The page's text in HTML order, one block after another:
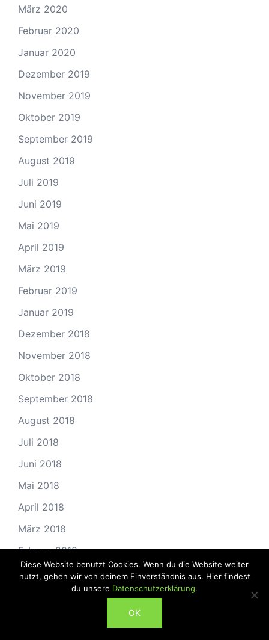
März 2020
Februar 2020
Januar 2020
Dezember 2019
November 2019
Oktober 2019
September 2019
August 2019
Juli 2019
Juni 2019
Mai 2019
April 2019
März 2019
Februar 2019
Januar 2019
Dezember 2018
November 2018
Oktober 2018
September 2018
August 2018
Juli 2018
Juni 2018
Mai 2018
April 2018
März 2018
Februar 2018
Januar 2018
Dezember 2017
Diese Website benutzt Cookies. Wenn du die Website weiter
nutzt, gehen wir von deinem Einverständnis aus. Hier findest
du unsere Datenschutzerklärung.
OK